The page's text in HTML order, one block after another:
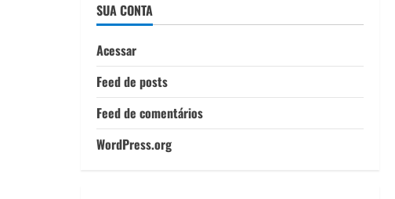
SUA CONTA
Acessar
Feed de posts
Feed de comentários
WordPress.org